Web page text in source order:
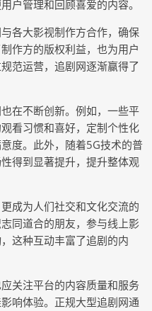
户管理和回顾喜爱的内容。
各大影视制作方合作，确保
作方的版权利益，也为用户
范运营，追剧网逐渐赢得了
在不断创新。例如，一些平
看习惯和喜好，定制个性化
度。此外，随着5G技术的普
得到显著提升，提升整体观
成为人们社交和文化交流的
同道合的朋友，参与线上影
这种互动丰富了追剧的内
关注平台的内容质量和服务
响体验。正规大型追剧网通